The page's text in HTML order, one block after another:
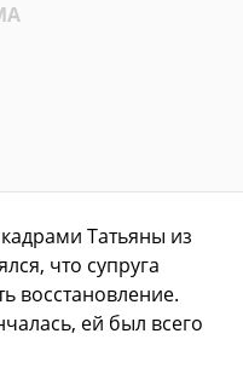
Татьяны из
что супруга
восстановление.
ей был всего